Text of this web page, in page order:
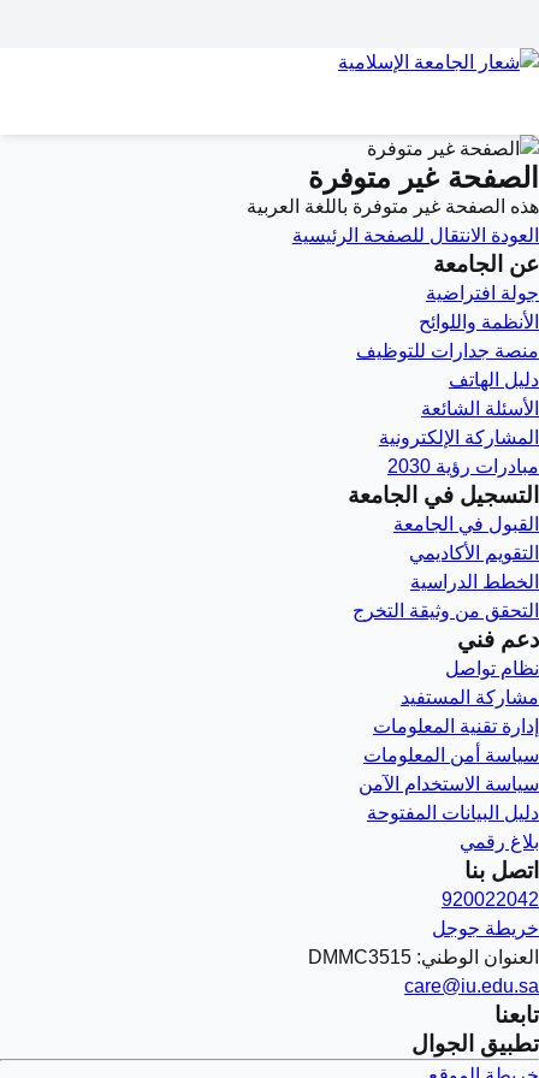
الصفحة غير متوفرة
هذه الصفحة غير متوفرة باللغة العربية
العودة الانتقال للصفحة الرئيسية
عن الجامعة
جولة افتراضية
الأنظمة واللوائح
منصة جدارات للتوظيف
دليل الهاتف
الأسئلة الشائعة
المشاركة الإلكترونية
مبادرات رؤية 2030
التسجيل في الجامعة
القبول في الجامعة
التقويم الأكاديمي
الخطط الدراسية
التحقق من وثيقة التخرج
دعم فني
نظام تواصل
مشاركة المستفيد
إدارة تقنية المعلومات
سياسة أمن المعلومات
سياسة الاستخدام الآمن
دليل البيانات المفتوحة
بلاغ رقمي
اتصل بنا
920022042
خريطة جوجل
العنوان الوطني: DMMC3515
care@iu.edu.sa
تابعنا
تطبيق الجوال